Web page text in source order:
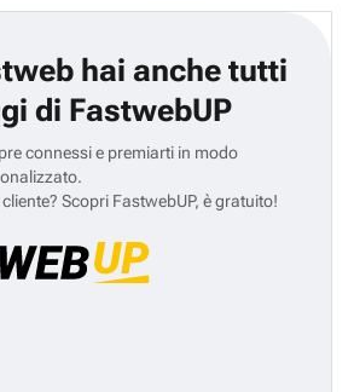
hai anche tutti
di FastwebUP
connessi e premiarti in modo
Scopri FastwebUP, è gratuito!